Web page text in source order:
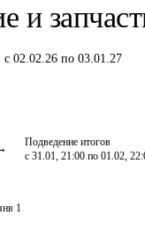
и
с 02.02.26 по 03.01.27
Подведение итогов
с 31.01, 21:00 по 01.02,
1